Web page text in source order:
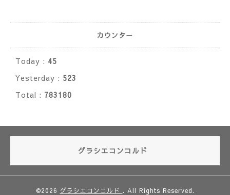
カウンター
Today : 45
Yesterday : 523
Total : 783180
グラシエコンコルド
©2026 グラシエコンコルド . All Rights Reserved.